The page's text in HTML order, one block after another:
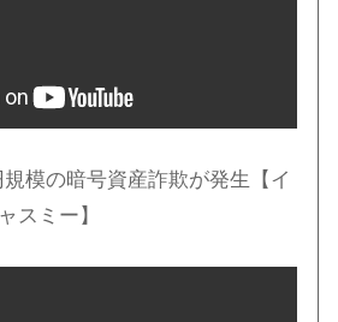
模の暗号資産詐欺が発生【イ
スミー】